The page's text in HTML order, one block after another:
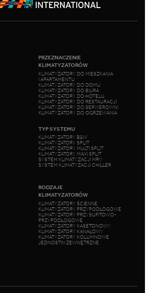
PRZEZNACZENIE
KLIMATYZATORÓW
KLIMATYZATORY DO MIESZKANIA
I APARTAMENTU
KLIMATYZATORY DO DOMU
KLIMATYZATORY DO BIURA
KLIMATYZATORY DO HOTELU
KLIMATYZATORY DO RESTAURACJI
KLIMATYZATORY DO SERWEROWNI
KLIMATYZATORY DO OGRZEWANIA
TYP SYSTEMU
KLIMATYZATORY B&W
KLIMATYZATORY SPLIT
KLIMATYZATORY MULTI SPLIT
KLIMATYZATORY MAXI SPLIT
SYSTEM KLIMATYZACJI MRV
SYSTEM KLIMATYZACJI CHILLER
RODZAJE
KLIMATYZATORÓW
KLIMATYZATORY ŚCIENNE
KLIMATYZATORY PRZYPODŁOGOWE
KLIMATYZATORY PRZYSUFITOWO-
PRZYPODŁOGOWE
KLIMATYZATORY KASETONOWY
KLIMATYZATORY KANAŁOWY
KLIMATYZATORY KOLUMNOWE
JEDNOSTKI ZEWNĘTRZNE